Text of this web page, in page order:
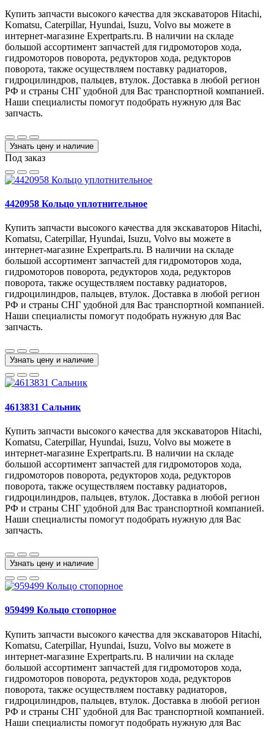
Купить запчасти высокого качества для экскаваторов Hitachi,
Komatsu, Caterpillar, Hyundai, Isuzu, Volvo вы можете в
интернет-магазине Expertparts.ru. В наличии на складе
большой ассортимент запчастей для гидромоторов хода,
гидромоторов поворота, редукторов хода, редукторов
поворота, также осуществляем поставку радиаторов,
гидроцилиндров, пальцев, втулок. Доставка в любой регион
РФ и страны СНГ удобной для Вас транспортной компанией.
Наши специалисты помогут подобрать нужную для Вас
запчасть.
Узнать цену и наличие
Под заказ
4420958 Кольцо уплотнительное
Купить запчасти высокого качества для экскаваторов Hitachi,
Komatsu, Caterpillar, Hyundai, Isuzu, Volvo вы можете в
интернет-магазине Expertparts.ru. В наличии на складе
большой ассортимент запчастей для гидромоторов хода,
гидромоторов поворота, редукторов хода, редукторов
поворота, также осуществляем поставку радиаторов,
гидроцилиндров, пальцев, втулок. Доставка в любой регион
РФ и страны СНГ удобной для Вас транспортной компанией.
Наши специалисты помогут подобрать нужную для Вас
запчасть.
Узнать цену и наличие
4613831 Сальник
Купить запчасти высокого качества для экскаваторов Hitachi,
Komatsu, Caterpillar, Hyundai, Isuzu, Volvo вы можете в
интернет-магазине Expertparts.ru. В наличии на складе
большой ассортимент запчастей для гидромоторов хода,
гидромоторов поворота, редукторов хода, редукторов
поворота, также осуществляем поставку радиаторов,
гидроцилиндров, пальцев, втулок. Доставка в любой регион
РФ и страны СНГ удобной для Вас транспортной компанией.
Наши специалисты помогут подобрать нужную для Вас
запчасть.
Узнать цену и наличие
959499 Кольцо стопорное
Купить запчасти высокого качества для экскаваторов Hitachi,
Komatsu, Caterpillar, Hyundai, Isuzu, Volvo вы можете в
интернет-магазине Expertparts.ru. В наличии на складе
большой ассортимент запчастей для гидромоторов хода,
гидромоторов поворота, редукторов хода, редукторов
поворота, также осуществляем поставку радиаторов,
гидроцилиндров, пальцев, втулок. Доставка в любой регион
РФ и страны СНГ удобной для Вас транспортной компанией.
Наши специалисты помогут подобрать нужную для Вас